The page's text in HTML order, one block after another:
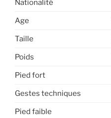
Nationalité
Age
Taille
Poids
Pied fort
Gestes techniques
Pied faible